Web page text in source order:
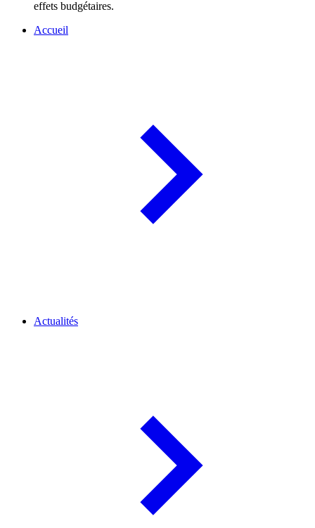
effets budgétaires.
Accueil
Actualités